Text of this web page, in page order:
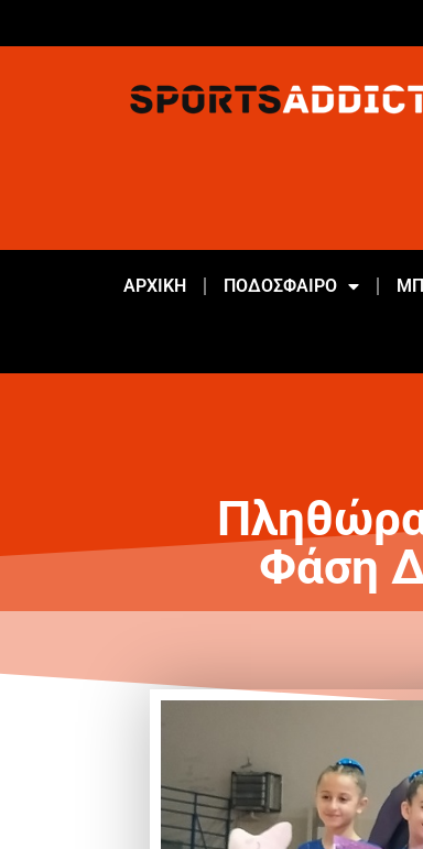
ΑΡΧΙΚΗ ΠΟΔΟΣΦΑΙΡΟ
Πληθώρα
Φάση